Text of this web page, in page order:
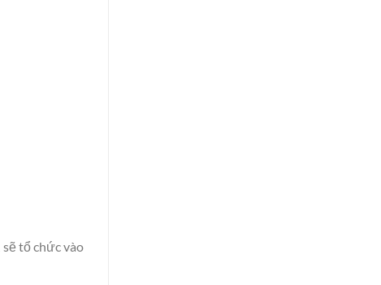
tổ chức vào